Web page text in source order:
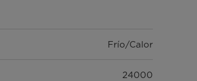
Frío/Calor
24000